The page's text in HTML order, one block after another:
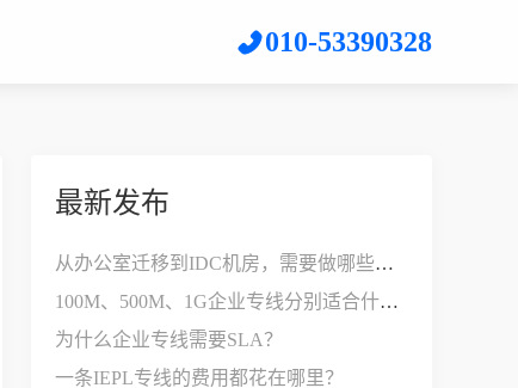
010-53390328
最新发布
从办公室迁移到IDC机房，需要做哪些网络改造？
100M、500M、1G企业专线分别适合什么公司？
为什么企业专线需要SLA？
一条IEPL专线的费用都花在哪里？